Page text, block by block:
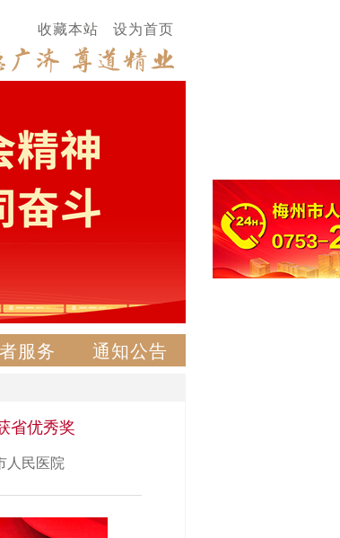
收藏本站 设为首页
服务 通知公告
省优秀奖
人民医院